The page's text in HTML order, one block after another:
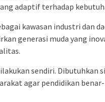
adaptif terhadap
kawasan industri dan
generasi muda yang
sendiri. Dibutuhkan
agar pendidikan